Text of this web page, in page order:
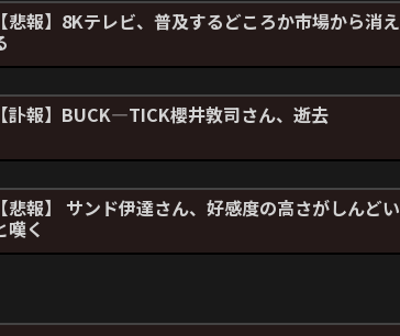
【悲報】8Kテレビ、普及するどころか市場から消え
【訃報】BUCK―TICK櫻井敦司さん、逝去
【悲報】 サンド伊達さん、好感度の高さがしんどい
嘆く